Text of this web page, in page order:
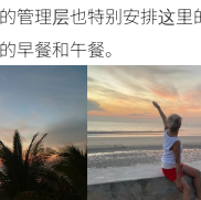
管理层也特别安排这里
早餐和午餐。